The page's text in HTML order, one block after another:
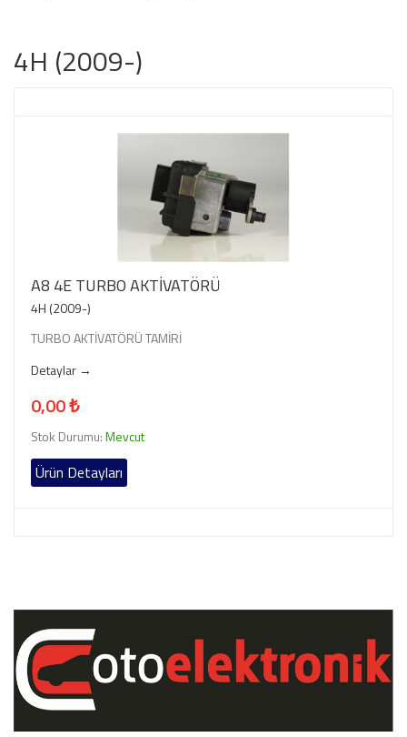
4H (2009-)
A8 4E TURBO AKTİVATÖRÜ
4H (2009-)
TURBO AKTİVATÖRÜ TAMİRİ
Detaylar →
0,00 ₺
Stok Durumu:Mevcut
Ürün Detayları